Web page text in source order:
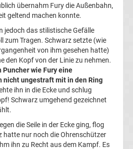
übernahm Fury die Außenbahn,
geltend machen konnte.
jedoch das stilistische Gefälle
zum Tragen. Schwarz setzte (wie
von ihm gesehen hatte)
den Kopf von der Linie zu nehmen.
wie Fury eine
nicht ungestraft mit in den Ring
ihn in die Ecke und schlug
Schwarz umgehend gezeichnet
die Seile in der Ecke ging, flog
hatte nur noch die Ohrenschützer
ihn zu Recht aus dem Kampf. Es